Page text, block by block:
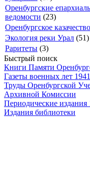
Оренбургские
ведомости (23)
Оренбургское казачество
Экология реки Урал (51)
Раритеты (3)
Быстрый поиск
Книги Памяти
Газеты военных лет
Труды Оренбургской
Архивной Комиссии
Периодические издания
Издания библиотеки